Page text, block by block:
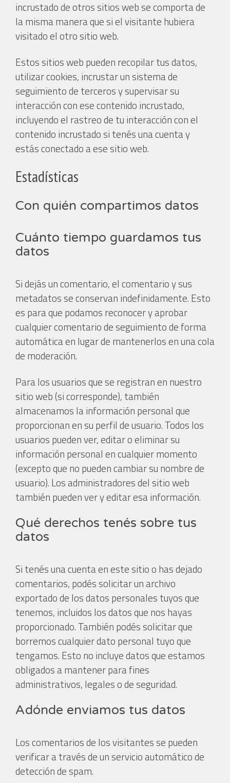
incrustado de otros sitios web se comporta de
la misma manera que si el visitante hubiera
visitado el otro sitio web.
Estos sitios web pueden recopilar tus datos,
utilizar cookies, incrustar un sistema de
seguimiento de terceros y supervisar su
interacción con ese contenido incrustado,
incluyendo el rastreo de tu interacción con el
contenido incrustado si tenés una cuenta y
estás conectado a ese sitio web.
Estadísticas
Con quién compartimos datos
Cuánto tiempo guardamos tus
datos
Si dejás un comentario, el comentario y sus
metadatos se conservan indefinidamente. Esto
es para que podamos reconocer y aprobar
cualquier comentario de seguimiento de forma
automática en lugar de mantenerlos en una cola
de moderación.
Para los usuarios que se registran en nuestro
sitio web (si corresponde), también
almacenamos la información personal que
proporcionan en su perfil de usuario. Todos los
usuarios pueden ver, editar o eliminar su
información personal en cualquier momento
(excepto que no pueden cambiar su nombre de
usuario). Los administradores del sitio web
también pueden ver y editar esa información.
Qué derechos tenés sobre tus
datos
Si tenés una cuenta en este sitio o has dejado
comentarios, podés solicitar un archivo
exportado de los datos personales tuyos que
tenemos, incluidos los datos que nos hayas
proporcionado. También podés solicitar que
borremos cualquier dato personal tuyo que
tengamos. Esto no incluye datos que estamos
obligados a mantener para fines
administrativos, legales o de seguridad.
Adónde enviamos tus datos
Los comentarios de los visitantes se pueden
verificar a través de un servicio automático de
detección de spam.